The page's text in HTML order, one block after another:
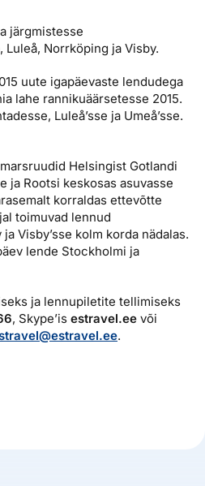
teenus, tule
järgmistesse
Luleå, Norrköping ja Visby.
uute igapäevaste lendudega
lahe rannikuäärsetesse 2015.
Luleå’sse ja Umeå’sse.
Helsingist Gotlandi
ja Rootsi keskosas asuvasse
korraldas ettevõtte
toimuvad lennud
Visby’sse kolm korda nädalas.
lende Stockholmi ja
ja lennupiletite tellimiseks
, Skype’is estravel.ee või
.